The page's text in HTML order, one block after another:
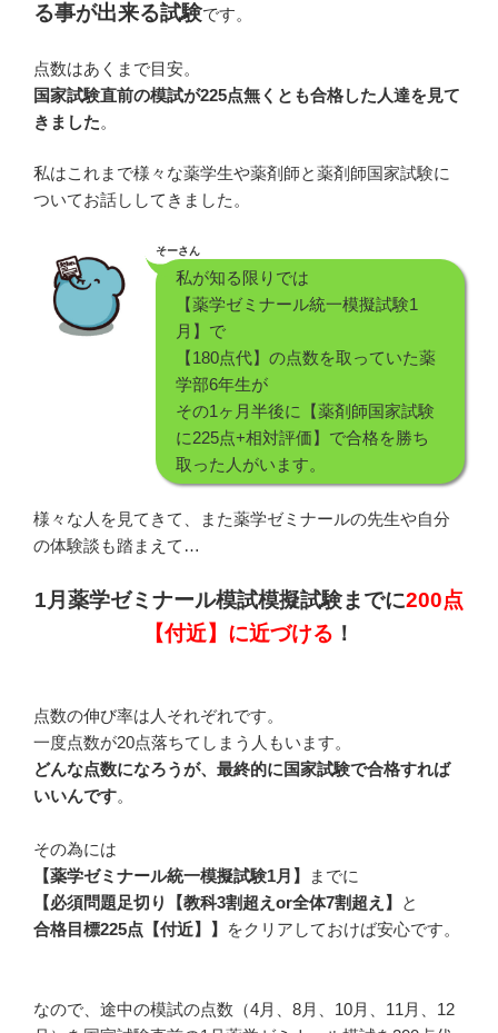
る事が出来る試験です。
点数はあくまで目安。
国家試験直前の模試が225点無くとも合格した人達を見て
きました。
私はこれまで様々な薬学生や薬剤師と薬剤師国家試験に
ついてお話ししてきました。
そーさん
私が知る限りでは
【薬学ゼミナール統一模擬試験1
月】で
【180点代】の点数を取っていた薬
学部6年生が
その1ヶ月半後に【薬剤師国家試験
に225点+相対評価】で合格を勝ち
取った人がいます。
様々な人を見てきて、また薬学ゼミナールの先生や自分
の体験談も踏まえて…
1月薬学ゼミナール模試模擬試験までに200点
【付近】に近づける ！
点数の伸び率は人それぞれです。
一度点数が20点落ちてしまう人もいます。
どんな点数になろうが、最終的に国家試験で合格すれば
いいんです。
その為には
【薬学ゼミナール統一模擬試験1月】
までに
【必須問題足切り【教科3割超えor全体7割超え】
と
合格目標225点【付近】】
をクリアしておけば安心です。
なので、途中の模試の点数（4月、8月、10月、11月、12